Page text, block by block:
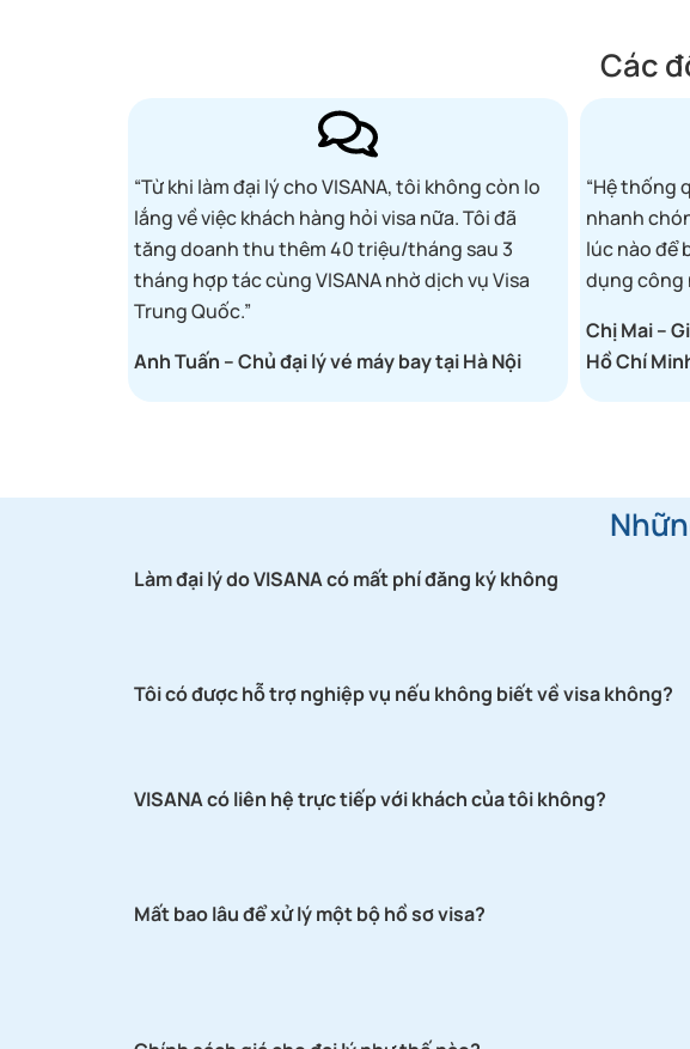
Các
“Từ khi làm đại lý cho VISANA, tôi không còn lo
lắng về việc khách hàng hỏi visa nữa. Tôiđã
tăng doanh thu thêm 40 triệu/tháng sau 3
tháng hợp tác cùng VISANA nhờ dịch vụ Visa
Trung Quốc.”
Anh Tuấn – Chủ đại lý vé máy bay tại Hà Nội
“Hệ thống
nhanh
lúc nào để
dụng công
Chị Mai –
Hồ Chí
Làm đại lý do VISANA có mất phí đăng ký không
Tôi có được hỗ trợ nghiệp vụ nếu không biết về visa không?
VISANA có liên hệ trực tiếp với khách của tôi không?
Mất bao lâu để xử lý một bộ hồ sơ visa?